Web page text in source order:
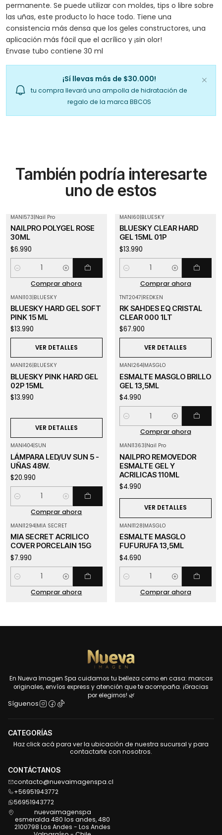
permanente. Se puede utilizar con moldes, tips o libre sobre
las uñas, este producto lo hace todo. Tiene una
consistencia más densa que los geles constructores, una
aplicación más fácil que el acrílico y ¡sin olor!
Envase tubo contiene 30 ml
¡Sí llevas más de $30.000!
tu compra llevará una ampolla de hidratación de
regalo de la marca BBCOS
También podría interesarte
uno de estos
MANI573|Nail Pro
NAILPRO POLYGEL ROSE
30ML
$6.990
Cantidad
Comprar ahora
MANI60|BLUESKY
BLUESKY CLEAR HARD
GEL 15ML 01P
$13.990
Cantidad
Comprar ahora
MANI103|BLUESKY
BLUESKY HARD GEL SOFT
PINK 15 ML
$13.990
VER DETALLES
TNT2047|REDKEN
RK SAHDES EQ CRISTAL
CLEAR 000 1LT
$67.900
VER DETALLES
MANI126|BLUESKY
BLUESKY PINK HARD GEL
02P 15ML
$13.990
VER DETALLES
MANI264|MASGLO
ESMALTE MASGLO BRILLO
GEL 13,5ML
$4.990
Cantidad
Comprar ahora
MANI404|SUN
LÁMPARA LED/UV SUN 5 -
UÑAS 48W.
$20.990
Cantidad
Comprar ahora
MANI1363|Nail Pro
NAILPRO REMOVEDOR
ESMALTE GEL Y
ACRILICAS 110ML
$4.990
VER DETALLES
MANI1294|MIA SECRET
MIA SECRET ACRILICO
COVER PORCELAIN 15G
$7.990
Cantidad
Comprar ahora
MANI1128|MASGLO
ESMALTE MASGLO
FUFURUFA 13,5ML
$4.690
Cantidad
Comprar ahora
En Nueva Imagen Spa cuidamos tu belleza como en casa: marcas
originales, envíos express y atención que te acompaña. ¡Gracias
por elegirnos! 🌿
Síguenos
CATEGORÍAS
Haz click acá para ver la ubicación de nuestra sucursal y para
contactarte con nosotros.
CONTÁCTANOS
contacto@nuevaimagenspa.cl
+56951943772
56951943772
nuevaimagenspa
esmeralda 480 los andes, 480
2100798 Los Andes - Los Andes